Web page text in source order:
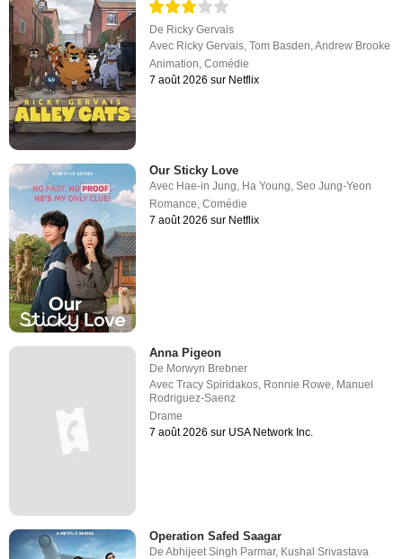
De Ricky Gervais
Avec Ricky Gervais,Tom Basden,Andrew Brooke
Animation,Comédie
7 août 2026 sur Netflix
Our Sticky Love
Avec Hae-in Jung, Ha Young,Seo Jung-Yeon
Romance,Comédie
7 août 2026 sur Netflix
Anna Pigeon
De Morwyn Brebner
AvecTracy Spiridakos, Ronnie Rowe, Manuel
Rodriguez-Saenz
Drame
7 août 2026 sur USA Network Inc.
Operation Safed Saagar
DeAbhijeet Singh Parmar, Kushal Srivastava